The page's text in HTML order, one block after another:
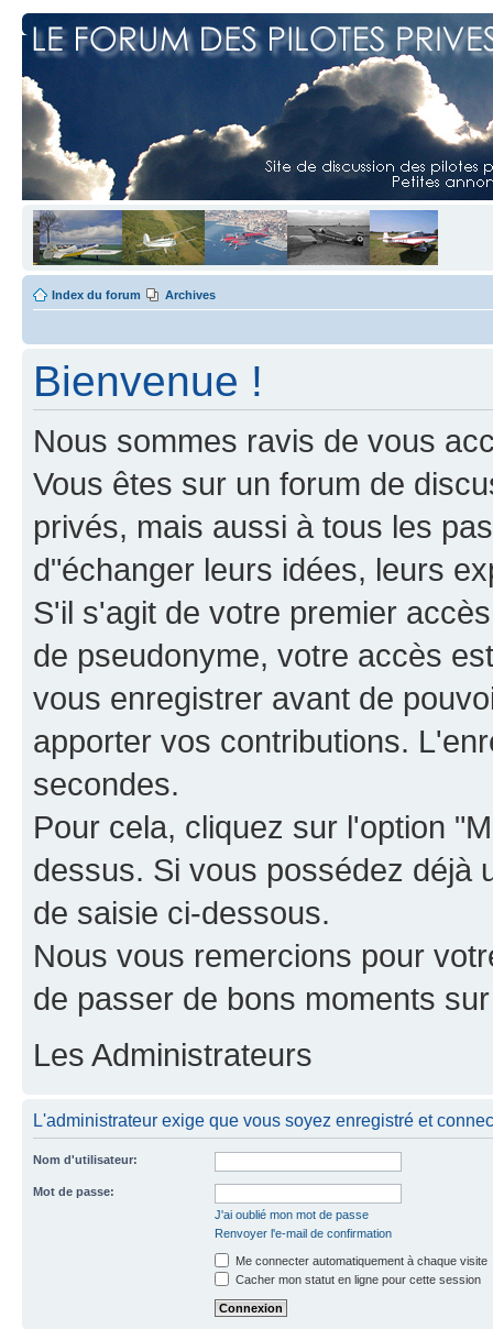
Index du forum Archives
Bienvenue !
Nous sommes ravis de vous
Vous êtes sur un forum de
privés, mais aussi à tous les
d"échanger leurs idées, leurs
S'il s'agit de votre premier
de pseudonyme, votre accès
vous enregistrer avant de
apporter vos contributions.
secondes.
Pour cela, cliquez sur l'option
dessus. Si vous possédez déjà
de saisie ci-dessous.
Nous vous remercions pour
de passer de bons moments
Les Administrateurs
L'administrateur exige que vous soyez enregistré et
Nom d'utilisateur:
Mot de passe:
J'ai oublié mon mot de passe
Renvoyer l'e-mail de confirmation
Me connecter automatiquement à chaque visite
Cacher mon statut en ligne pour cette session